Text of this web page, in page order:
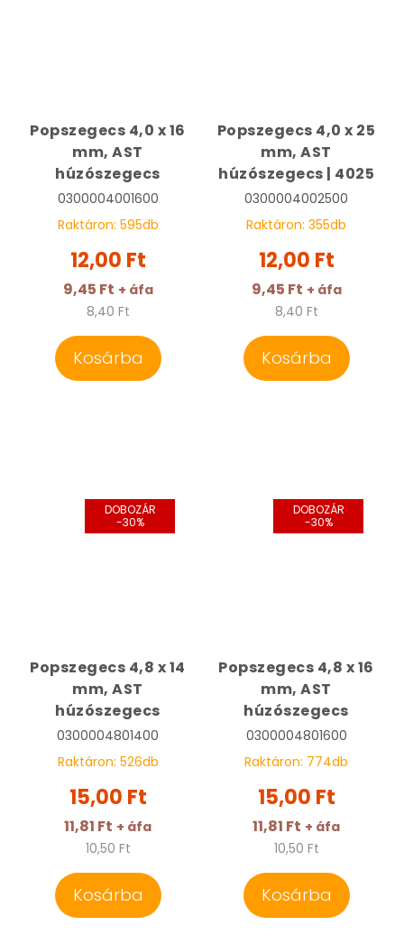
Popszegecs 4,0 x 16
mm, AST
húzószegecs
0300004001600
Raktáron: 595db
12,00 Ft
9,45 Ft + áfa
8,40 Ft
Kosárba
Popszegecs 4,0 x 25
mm, AST
húzószegecs | 4025
0300004002500
Raktáron: 355db
12,00 Ft
9,45 Ft + áfa
8,40 Ft
Kosárba
DOBOZÁR
-30%
Popszegecs 4,8 x 14
mm, AST
húzószegecs
0300004801400
Raktáron: 526db
15,00 Ft
11,81 Ft + áfa
10,50 Ft
Kosárba
DOBOZÁR
-30%
Popszegecs 4,8 x 16
mm, AST
húzószegecs
0300004801600
Raktáron: 774db
15,00 Ft
11,81 Ft + áfa
10,50 Ft
Kosárba